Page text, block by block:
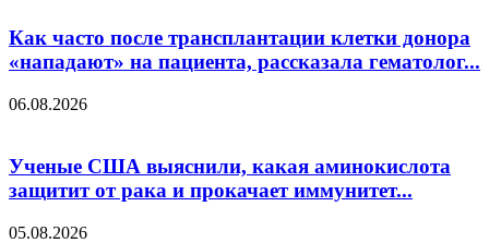
Как часто после трансплантации клетки донора
«нападают» на пациента, рассказала гематолог...
06.08.2026
Ученые США выяснили, какая аминокислота
защитит от рака и прокачает иммунитет...
05.08.2026